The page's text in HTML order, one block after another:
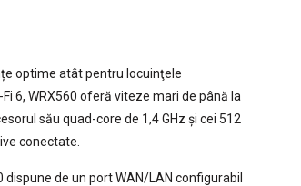
optime atât pentru locuinţele
6, WRX560 oferă viteze mari de până la
său quad-core de 1,4 GHz și cei 512
conectate.
de un port WAN/LAN configurabil